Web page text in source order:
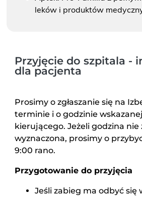
leków i produktów
Przyjęcie do szpitala -
dla pacjenta
Prosimy o zgłaszanie się na
terminie i o godzinie
kierującego. Jeżeli godzina nie
wyznaczona, prosimy o
9:00 rano.
Przygotowanie do przyjęcia
Jeśli zabieg ma odbyć się